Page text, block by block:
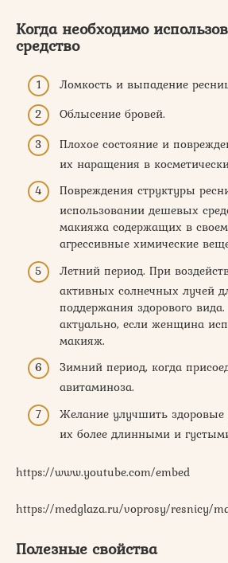
Когда необходимо
средство
Ломкость и выпадение
Облысение бровей.
Плохое состояние и
их наращения в
Повреждения структуры
использовании дешевых
макияжа содержащих в своем
агрессивные химические
Летний период. При
активных солнечных лучей
поддержания здорового
актуально, если женщина
макияж.
Зимний период, когда
авитаминоза.
Желание улучшить здоровые
их более длинными и
https://www.youtube.com/embed
https://medglaza.ru/voprosy/resnicy/
Полезные свойства